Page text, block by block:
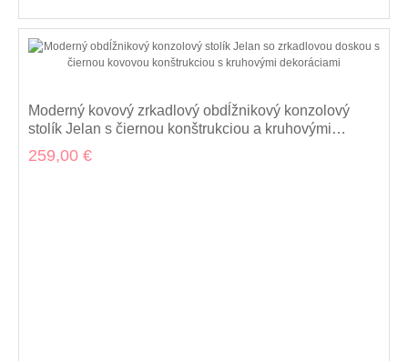
Moderný kovový zrkadlový obdĺžnikový konzolový
stolík Jelan s čiernou konštrukciou a kruhovými
dekoráciami 120 cm
259,00 €